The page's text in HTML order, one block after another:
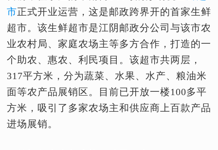
市正式开业运营，这是邮政跨界开的首家生鲜
超市。该生鲜超市是江阴邮政分公司与该市农
业农村局、家庭农场主等多方合作，打造的一
个助农、惠农、利民项目。该超市共两层，
317平方米，分为蔬菜、水果、水产、粮油米
面等农产品展销区。目前已开放一楼100多平
方米，吸引了多家农场主和供应商上百款产品
进场展销。